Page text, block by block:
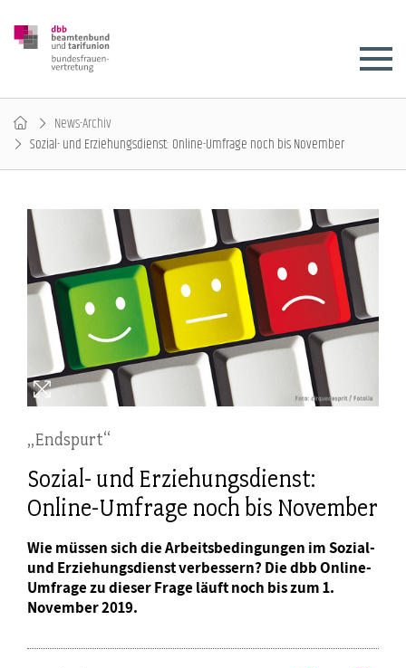
News-Archiv
Sozial- und Erziehungsdienst: Online-Umfrage noch bis November
„Endspurt“
Sozial- und Erziehungsdienst:
Online-Umfrage noch bis November
Wie müssen sich die Arbeitsbedingungen im Sozial-
und Erziehungsdienst verbessern? Die dbb Online-
Umfrage zu dieser Frage läuft noch bis zum 1.
November 2019.